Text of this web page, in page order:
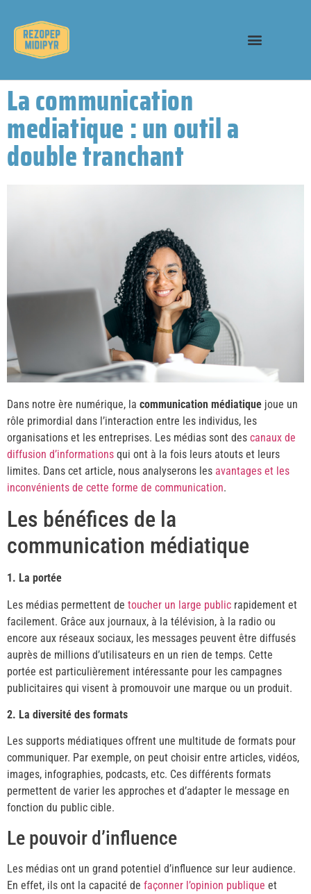
La communication
mediatique : un outil a
double tranchant
Dans notre ère numérique, la communication médiatique joue un
rôle primordial dans l’interaction entre les individus, les
organisations et les entreprises. Les médias sont des canaux de
diffusion d’informations qui ont à la fois leurs atouts et leurs
limites. Dans cet article, nous analyserons les avantages et les
inconvénients de cette forme de communication.
Les bénéfices de la
communication médiatique
1. La portée
Les médias permettent de toucher un large public rapidement et
facilement. Grâce aux journaux, à la télévision, à la radio ou
encore aux réseaux sociaux, les messages peuvent être diffusés
auprès de millions d’utilisateurs en un rien de temps. Cette
portée est particulièrement intéressante pour les campagnes
publicitaires qui visent à promouvoir une marque ou un produit.
2. La diversité des formats
Les supports médiatiques offrent une multitude de formats pour
communiquer. Par exemple, on peut choisir entre articles, vidéos,
images, infographies, podcasts, etc. Ces différents formats
permettent de varier les approches et d’adapter le message en
fonction du public cible.
Le pouvoir d’influence
Les médias ont un grand potentiel d’influence sur leur audience.
En effet, ils ont la capacité de façonner l’opinion publique et